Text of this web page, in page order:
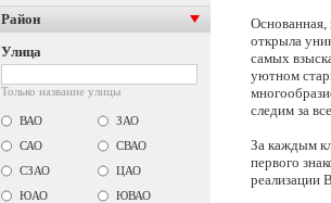
открыла
самых
уютном
следим за
За каждым
первого
реализации
Район
Улица
Только название улицы
ВАО
ЗАО
САО
СВАО
СЗАО
ЦАО
ЮАО
ЮВАО